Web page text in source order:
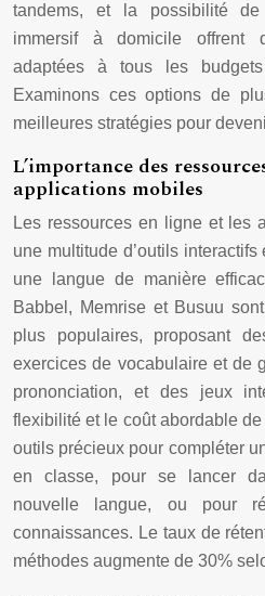
tandems, et la possibilité
immersif à domicile offrent
adaptées à tous les
Examinons ces options de
meilleures stratégies pour
L’importance des
applications mobiles
Les ressources en ligne et les
une multitude d’outils
une langue de manière
Babbel, Memrise et Busuu
plus populaires, proposant
exercices de vocabulaire et de
prononciation, et des jeux
flexibilité et le coût abordable
outils précieux pour compléter
en classe, pour se lancer
nouvelle langue, ou pour
connaissances. Le taux de
méthodes augmente de 30%